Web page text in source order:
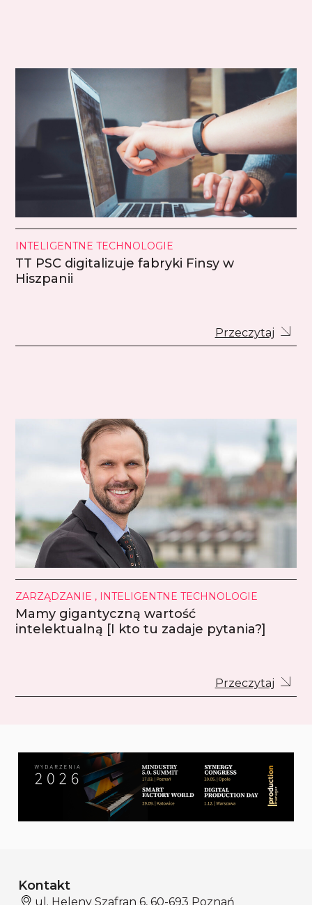
INTELIGENTNE TECHNOLOGIE
TT PSC digitalizuje fabryki Finsy w
Hiszpanii
Przeczytaj
ZARZĄDZANIE , INTELIGENTNE TECHNOLOGIE
Mamy gigantyczną wartość
intelektualną [I kto tu zadaje pytania?]
Przeczytaj
Kontakt
ul. Heleny Szafran 6, 60-693 Poznań